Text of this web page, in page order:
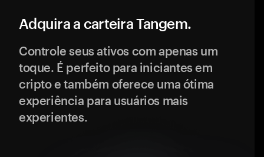
Adquira a carteira Tangem.
Controle seus ativos com apenas um
toque. É perfeito para iniciantes em
cripto e também oferece uma ótima
experiência para usuários mais
experientes.